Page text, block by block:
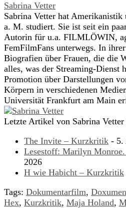
Sabrina Vetter
Sabrina Vetter hat
a. M. studiert. Sie ist seit ein
Autorin für u.a. FILMLÖWIN,
FemFilmFans unterwegs. In
Biografien über Frauen, die die
alles, was der Streaming-Dienst
Promotion über Darstellungen
Körpern in verschiedenen
Universität Frankfurt am Main
Letzte Artikel von Sabrina Vetter
The Invite – Kurzkritik - 5.
Lesestoff: Marilyn Monroe.
2026
H wie Habicht – Kurzkritik
Tags: Dokumentarfilm,
Hex, Kurzkritik, Maja Holand,